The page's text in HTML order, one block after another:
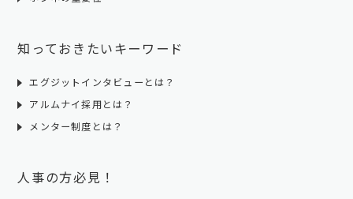
知っておきたいキーワード
エグジットインタビューとは？
アルムナイ採用とは？
メンター制度とは？
人事の方必見！